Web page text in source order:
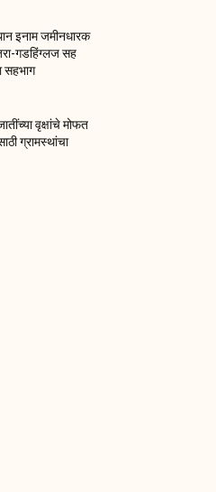
इनाम जमीनधारक
गडहिंग्लज सह
सहभाग
वृक्षांचे मोफत
ग्रामस्थांचा